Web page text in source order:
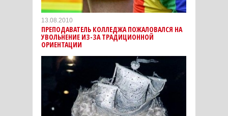
13.08.2010
ПРЕПОДАВАТЕЛЬ КОЛЛЕДЖА ПОЖАЛОВАЛСЯ НА
УВОЛЬНЕНИЕ ИЗ-ЗА ТРАДИЦИОННОЙ
ОРИЕНТАЦИИ